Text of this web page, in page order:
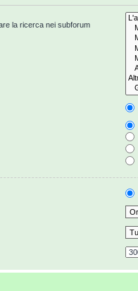
la ricerca nei subforum